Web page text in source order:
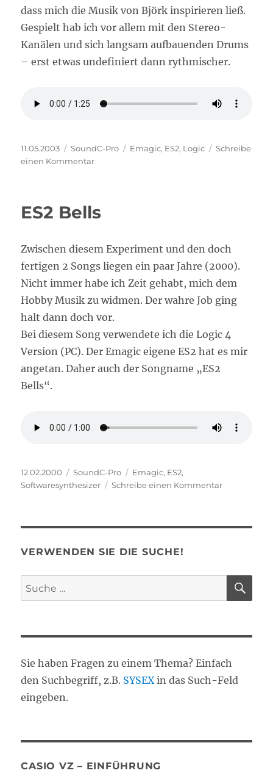
dass mich die Musik von Björk inspirieren ließ.
Gespielt hab ich vor allem mit den Stereo-
Kanälen und sich langsam aufbauenden Drums
– erst etwas undefiniert dann rythmischer.
Veröffentlicht
am
11.05.2003 Kategorien
SoundC-Pro Schlagwörter
Emagic, ES2, Logic
Schreibe
einen Kommentarzu
ES2 Bells
Zwischen diesem Experiment und den doch
fertigen 2 Songs liegen ein paar Jahre (2000).
Nicht immer habe ich Zeit gehabt, mich dem
Hobby Musik zu widmen. Der wahre Job ging
halt dann doch vor.
Bei diesem Song verwendete ich die Logic 4
Version (PC). Der Emagic eigene ES2 hat es mir
angetan. Daher auch der Songname „ES2
Bells“.
Veröffentlicht
am
12.02.2000 Kategorien
SoundC-Pro Schlagwörter
Emagic, ES2,
Softwaresynthesizer
Schreibe einen Kommentarzu
VERWENDEN SIE DIE SUCHE!
Suche
nach:
Sie haben Fragen zu einem Thema? Einfach
den Suchbegriff, z.B. SYSEXin das Such-Feld
eingeben.
CASIO VZ – EINFÜHRUNG